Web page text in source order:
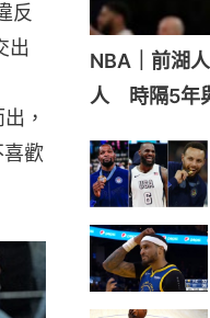
反
出
，
歡
NBA｜前湖
人 時隔5年